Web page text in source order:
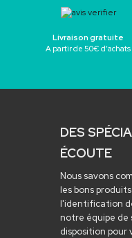
Livraison gratuite
A partir de 50€ d’achats
DES
ÉCOUTE
Nous savons
les bons
l'identification
notre équipe de
disposition pour